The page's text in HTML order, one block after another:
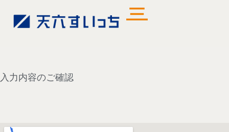
入力内容のご確認